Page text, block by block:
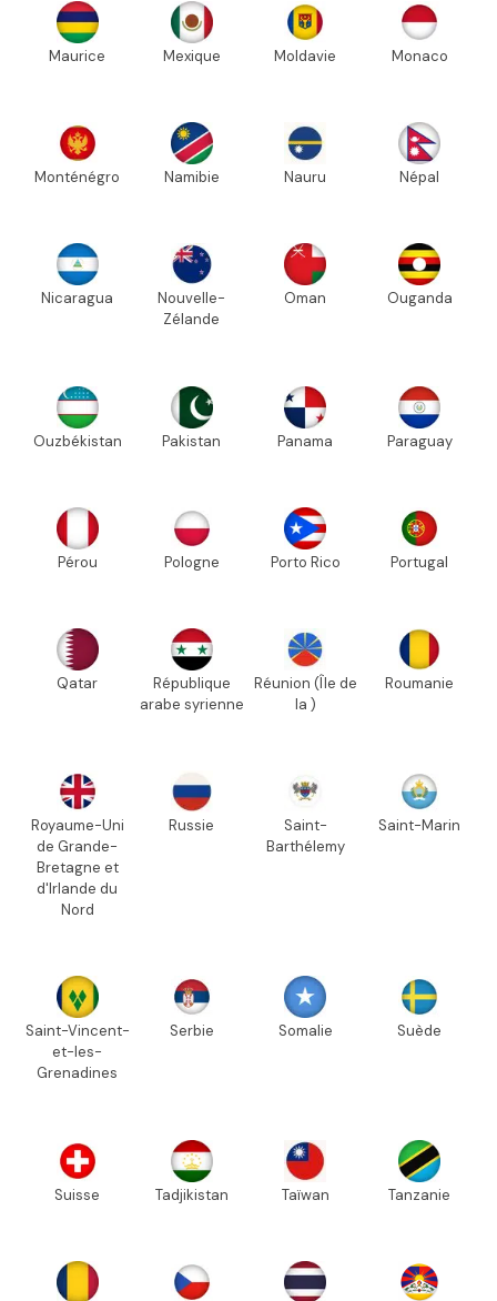
Maurice Mexique Moldavie Monaco
Monténégro Namibie Nauru Népal
Nicaragua
Nouvelle-
Zélande
Oman Ouganda
Ouzbékistan Pakistan Panama Paraguay
Pérou Pologne Porto Rico Portugal
Qatar
République
arabe syrienne
Réunion (Île de
la )
Roumanie
Royaume-Uni
de Grande-
Bretagne et
d'Irlande du
Nord
Russie
Saint-
Barthélemy
Saint-Marin
Saint-Vincent-
et-les-
Grenadines
Serbie Somalie Suède
Suisse Tadjikistan Taïwan Tanzanie